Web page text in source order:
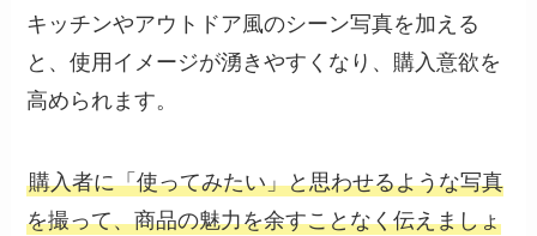
キッチンやアウトドア風のシーン写真を加える
と、使用イメージが湧きやすくなり、購入意欲を
高められます。
購入者に「使ってみたい」と思わせるような写真
を撮って、商品の魅力を余すことなく伝えましょ